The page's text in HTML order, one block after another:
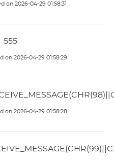
on 2026-04-29 01:58:31
555
on 2026-04-29 01:58:29
on 2026-04-29 01:58:28